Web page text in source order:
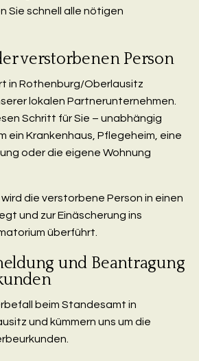
Sie schnell alle nötigen
verstorbenen Person
in Rothenburg/Oberlausitz
lokalen Partnerunternehmen.
Schritt für Sie – unabhängig
ein Krankenhaus, Pflegeheim, eine
oder die eigene Wohnung
die verstorbene Person in einen
und zur Einäscherung ins
überführt.
und Beantragung
beim Standesamt in
und kümmern uns um die